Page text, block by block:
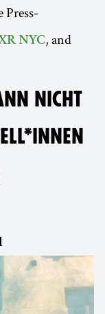
Press-
NYC, and
NICHT